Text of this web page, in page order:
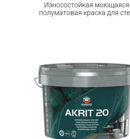
Износостойкая моющаяся
полуматовая краска для